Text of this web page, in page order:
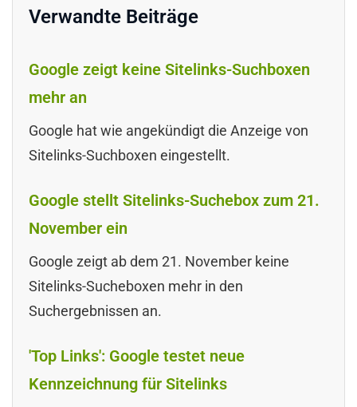
Verwandte Beiträge
Google zeigt keine Sitelinks-Suchboxen
mehr an
Google hat wie angekündigt die Anzeige von
Sitelinks-Suchboxen eingestellt.
Google stellt Sitelinks-Suchebox zum 21.
November ein
Google zeigt ab dem 21. November keine
Sitelinks-Sucheboxen mehr in den
Suchergebnissen an.
'Top Links': Google testet neue
Kennzeichnung für Sitelinks